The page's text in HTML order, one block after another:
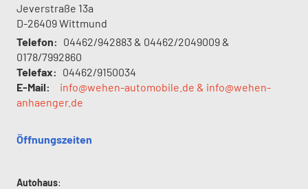
Jeverstraße 13a
D-26409Wittmund
Telefon: 04462/942883 & 04462/2049009 &
0178/7992860
Telefax: 04462/9150034
E-Mail:
info@wehen-automobile.de & info@wehen-
anhaenger.de
Öffnungszeiten
Autohaus: